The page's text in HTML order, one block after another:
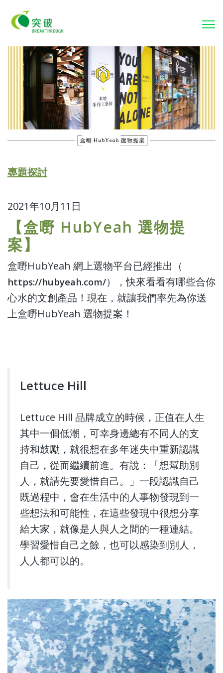
專題探討
2021年10月11日
【盒嘢 HubYeah 選物提
案】
盒嘢HubYeah 網上選物平台已經推出（
https://hubyeah.com/），快來看看有哪些合你
心水的文創產品！現在，就讓我們率先為你送
上盒嘢HubYeah 選物提案！
Lettuce Hill
Lettuce Hill 品牌成立的時候，正值在人生
其中一個低潮，可幸身邊總有不同人的支
持和鼓勵，就很想在多年迷失中重新認識
自己，從而繼續前進。有說：「想幫助別
人，就請先要愛惜自己。」一段認識自己
既過程中，會在生活中的人事物發現到一
些想法和可能性，在這些發現中很想分享
給大家，就像是人與人之間的一種連結。
學習愛惜自己之餘，也可以感染到別人，
人人都可以的。